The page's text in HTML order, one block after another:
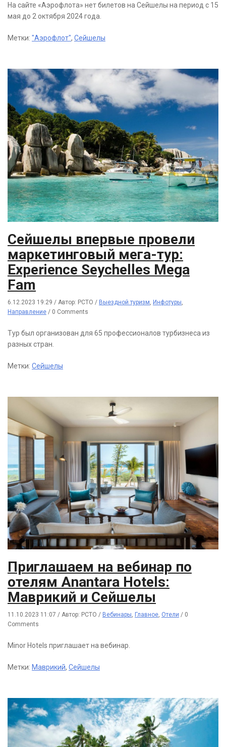
На сайте «Аэрофлота» нет билетов на Сейшелы на период с 15
мая до 2 октября 2024 года.
Метки: "Аэрофлот", Сейшелы
Сейшелы впервые провели
маркетинговый мега-тур:
Experience Seychelles Mega
Fam
6.12.2023 19:29 / Автор: РСТО / Выездной туризм Инфотуры
Направление / 0 Comments
Тур был организован для 65 профессионалов турбизнеса из
разных стран.
Метки: Сейшелы
Приглашаем на вебинар по
отелям Anantara Hotels:
Маврикий и Сейшелы
11.10.2023 11:07 / Автор: РСТО / Вебинары, Главное, Отели / 0
Comments
Minor Hotels приглашает на вебинар.
Метки: Маврикий, Сейшелы